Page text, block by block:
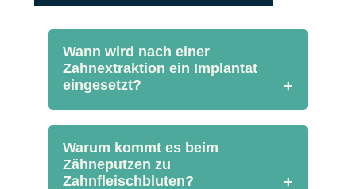
Wann wird nach einer
Zahnextraktion ein Implantat
eingesetzt?
+
Bei Patienten mit einer gesunden
Knochendichte kann die
Implantatbehandlung unmittelbar
nach der Zahnextraktion
Warum kommt es beim
Zähneputzen zu
Zahnfleischbluten?
+